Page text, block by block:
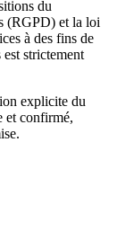
du
(RGPD) et la loi
à des fins de
strictement
explicite du
et confirmé,